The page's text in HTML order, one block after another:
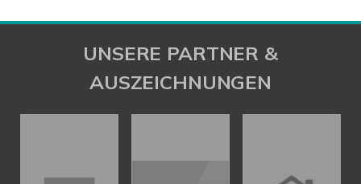
UNSERE PARTNER &
AUSZEICHNUNGEN